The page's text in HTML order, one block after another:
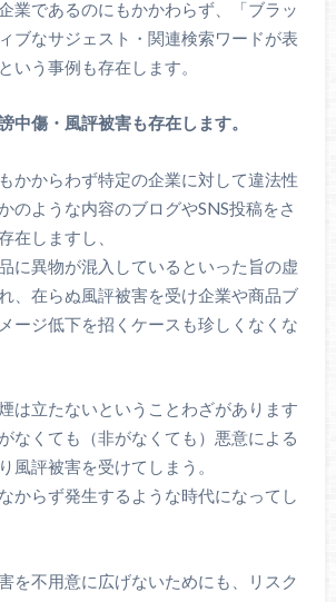
業であるのにもかかわらず、「ブラッ
ブなサジェスト・関連検索ワードが表
いう事例も存在します。
中傷・風評被害も存在します。
かからわず特定の企業に対して違法性
のような内容のブログやSNS投稿をさ
在しますし、
に異物が混入しているといった旨の虚
、在らぬ風評被害を受け企業や商品ブ
ージ低下を招くケースも珍しくなくな
は立たないということわざがあります
なくても（非がなくても）悪意による
風評被害を受けてしまう。
からず発生するような時代になってし
を不用意に広げないためにも、リスク